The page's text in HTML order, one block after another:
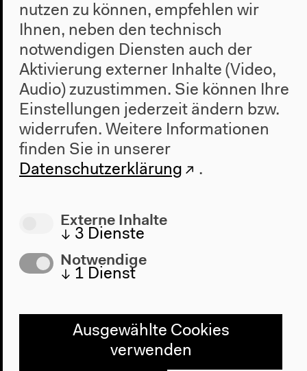
Nächste Veranstaltung
Ausstellungsführung
nutzen zu können, empfehlen wir
Ihnen, neben den technisch
notwendigen Diensten auch der
Aktivierung externer Inhalte (Video,
Audio) zuzustimmen. Sie können Ihre
Einstellungen jederzeit ändern bzw.
widerrufen. Weitere Informationen
finden Sie in unserer
Datenschutzerklärung
.
Externe Inhalte
↓ 3 Dienste
Notwendige
↓ 1 Dienst
Ausgewählte Cookies
verwenden